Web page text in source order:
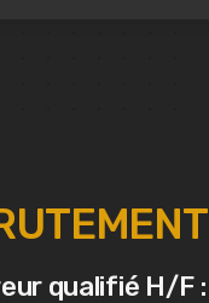
qualifié H/F :